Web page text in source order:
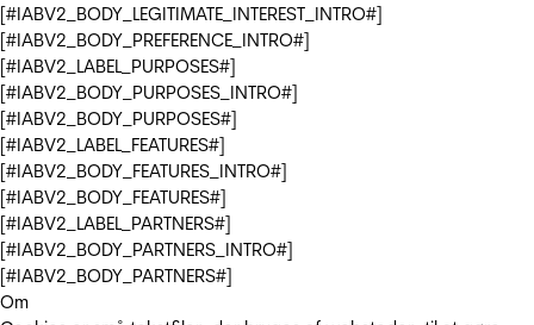
[#IABV2_BODY_LEGITIMATE_INTEREST_INTRO#]
[#IABV2_BODY_PREFERENCE_INTRO#]
[#IABV2_LABEL_PURPOSES#]
[#IABV2_BODY_PURPOSES_INTRO#]
[#IABV2_BODY_PURPOSES#]
[#IABV2_LABEL_FEATURES#]
[#IABV2_BODY_FEATURES_INTRO#]
[#IABV2_BODY_FEATURES#]
[#IABV2_LABEL_PARTNERS#]
[#IABV2_BODY_PARTNERS_INTRO#]
[#IABV2_BODY_PARTNERS#]
Om